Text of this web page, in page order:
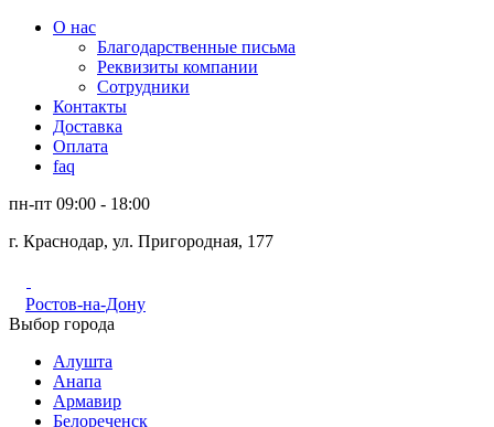
О нас
Благодарственные письма
Реквизиты компании
Сотрудники
Контакты
Доставка
Оплата
faq
пн-пт 09:00 - 18:00
г. Краснодар, ул. Пригородная, 177
Ростов-на-Дону
Выбор города
Алушта
Анапа
Армавир
Белореченск